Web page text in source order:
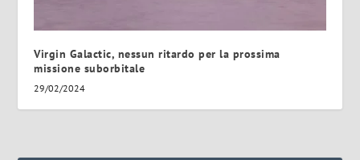
Virgin Galactic, nessun ritardo per la prossima
missione suborbitale
29/02/2024